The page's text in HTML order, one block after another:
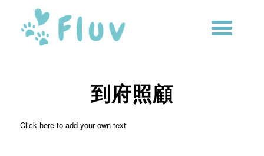
到府照顧
Click here to add your own text